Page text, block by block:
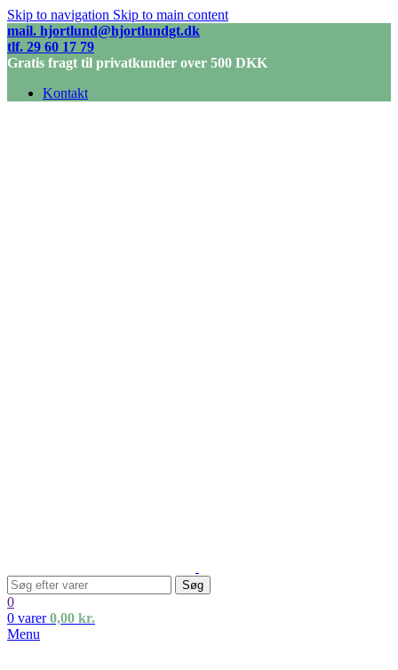
Skip to navigation Skip to main content
mail. hjortlund@hjortlundgt.dk
tlf. 29 60 17 79
Gratis fragt til privatkunder over 500 DKK
Kontakt
Søg
0
0 varer 0,00 kr.
Menu